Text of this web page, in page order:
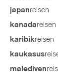
japanreisen
kanadareisen
karibikreisen
kaukasus
malediven